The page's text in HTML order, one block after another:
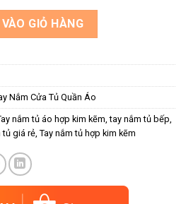
xám NK099S-X số lượng
GIỎ HÀNG
Nắm Cửa Tủ Quần Áo
nắm tủ áo hợp kim kẽm ,tay nắm tủ bếp
tủ giá rẻ Tay nắm tủ hợp kim kẽm